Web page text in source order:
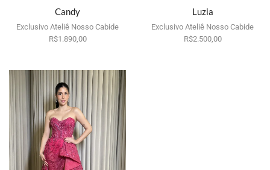
Candy
Exclusivo Ateliê Nosso Cabide
R$1.890,00
Por aluguel
Luzia
Exclusivo Ateliê Nosso Cabide
R$2.500,00
Por aluguel